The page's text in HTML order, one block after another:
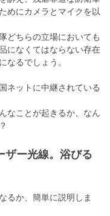
めにカメラとマイクを以
どちらの立場においても
になくてはならない存在
なるでしょう。
ネットに中継されている
なことが起きるか、なん
ザー光線。浴びる
るか、簡単に説明しま